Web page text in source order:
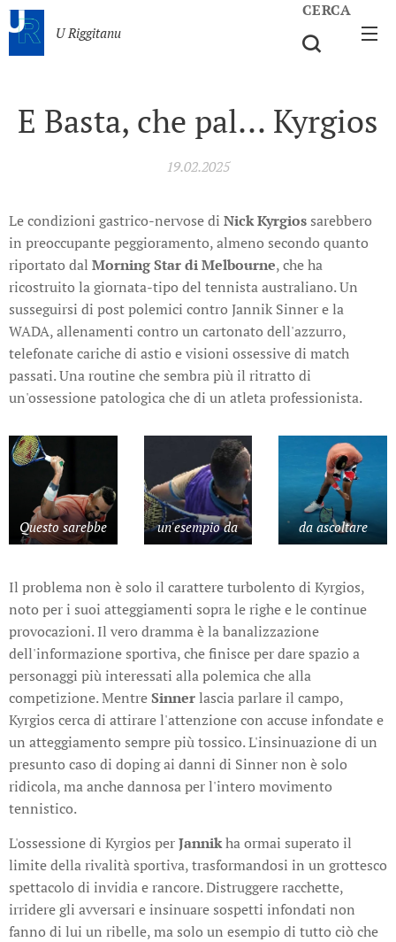
U Riggitanu
CERCA
E Basta, che pal... Kyrgios
19.02.2025
Le condizioni gastrico-nervose di Nick Kyrgios sarebbero
in preoccupante peggioramento, almeno secondo quanto
riportato dal Morning Star di Melbourne, che ha
ricostruito la giornata-tipo del tennista australiano. Un
susseguirsi di post polemici contro Jannik Sinner e la
WADA, allenamenti contro un cartonato dell'azzurro,
telefonate cariche di astio e visioni ossessive di match
passati. Una routine che sembra più il ritratto di
un'ossessione patologica che di un atleta professionista.
Questo sarebbe un'esempio da da ascoltare
Il problema non è solo il carattere turbolento di Kyrgios,
noto per i suoi atteggiamenti sopra le righe e le continue
provocazioni. Il vero dramma è la banalizzazione
dell'informazione sportiva, che finisce per dare spazio a
personaggi più interessati alla polemica che alla
competizione. MentreSinnerlascia parlare il campo,
Kyrgios cerca di attirare l'attenzione con accuse infondate e
un atteggiamento sempre più tossico. L'insinuazione di un
presunto caso di doping ai danni di Sinner non è solo
ridicola, ma anche dannosa per l'intero movimento
tennistico.
L'ossessione di Kyrgios perJannikha ormai superato il
limite della rivalità sportiva, trasformandosi in un grottesco
spettacolo di invidia e rancore. Distruggere racchette,
irridere gli avversari e insinuare sospetti infondati non
fanno di lui un ribelle, ma solo un esempio di tutto ciò che